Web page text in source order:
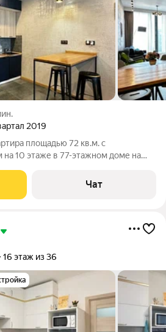
2019
площадью 72 кв.м. с
10 этаже в 77-этажном доме на
Посудомоечная машина Кондиционер
Чат
16 этаж из 36